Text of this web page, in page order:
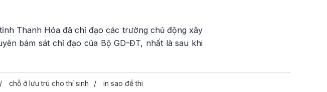
Thanh Hóa đã chỉ đạo các trường chủ động xây
bám sát chỉ đạo của Bộ GD-ĐT, nhất là sau khi
chỗ ở lưu trú cho thí sinh in sao đề thi